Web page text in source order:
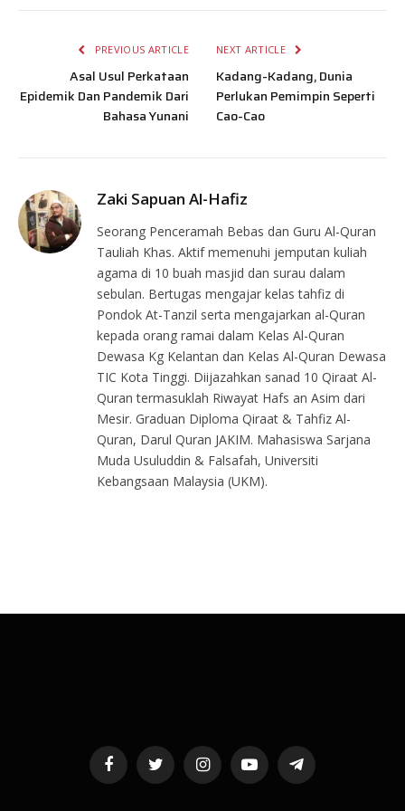
PREVIOUS ARTICLE
Asal Usul Perkataan
Epidemik Dan Pandemik Dari
Bahasa Yunani
NEXT ARTICLE
Kadang-Kadang, Dunia
Perlukan Pemimpin Seperti
Cao-Cao
Zaki Sapuan Al-Hafiz
Seorang Penceramah Bebas dan Guru Al-Quran
Tauliah Khas. Aktif memenuhi jemputan kuliah
agama di 10 buah masjid dan surau dalam
sebulan. Bertugas mengajar kelas tahfiz di
Pondok At-Tanzil serta mengajarkan al-Quran
kepada orang ramai dalam Kelas Al-Quran
Dewasa Kg Kelantan dan Kelas Al-Quran Dewasa
TIC Kota Tinggi. Diijazahkan sanad 10 Qiraat Al-
Quran termasuklah Riwayat Hafs an Asim dari
Mesir. Graduan Diploma Qiraat & Tahfiz Al-
Quran, Darul Quran JAKIM. Mahasiswa Sarjana
Muda Usuluddin & Falsafah, Universiti
Kebangsaan Malaysia (UKM).
FacebookTwitter InstagramYouTubeTelegram